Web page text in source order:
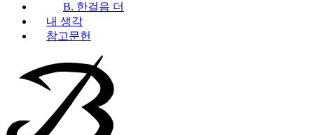
B. 한걸음 더
내 생각
참고문헌